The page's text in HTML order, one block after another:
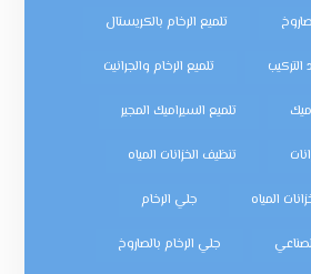
تلميع الرخام بالكريستال
التركيب تلميع الرخام والجرانيت
تلميع السيراميك المجير
تنظيف الخزانات المياه
المياه جلي الرخام
جلي الرخام بالصاروخ